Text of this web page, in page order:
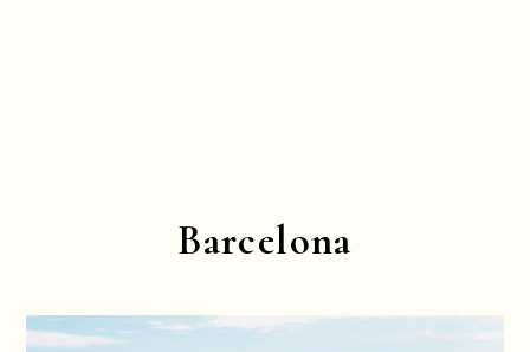
Barcelona